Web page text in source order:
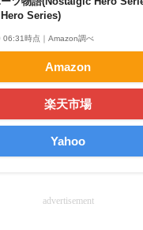
Series)
時点｜Amazon調べ
Amazon
楽天市場
Yahoo
advertisement